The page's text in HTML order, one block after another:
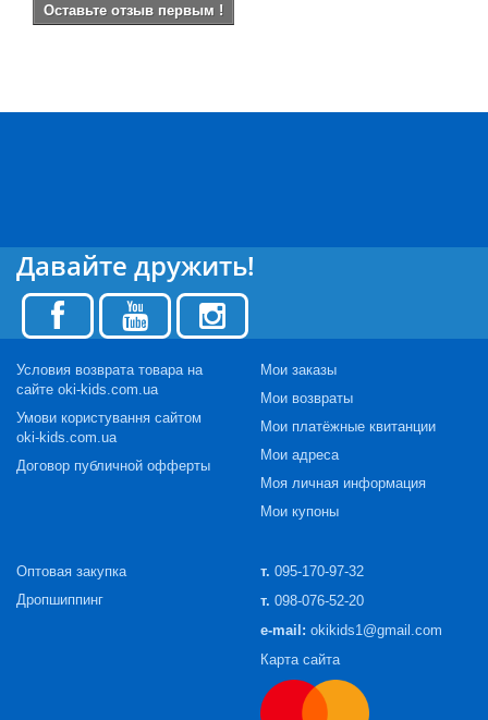
Оставьте отзыв первым !
Давайте дружить!
Условия возврата товара на
сайте oki-kids.com.ua
Умови користування сайтом
oki-kids.com.ua
Договор публичной офферты
Мои заказы
Мои возвраты
Мои платёжные квитанции
Мои адреса
Моя личная информация
Мои купоны
Оптовая закупка
Дропшиппинг
т. 095-170-97-32
т. 098-076-52-20
e-mail: okikids1@gmail.com
Карта сайта